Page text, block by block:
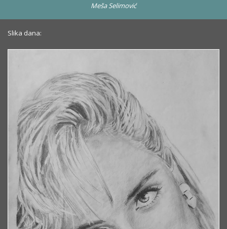
Meša Selimović
Slika dana: